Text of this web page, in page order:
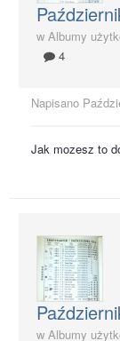
w Albumy
4
Napisano
Jak mozesz to
w Albumy